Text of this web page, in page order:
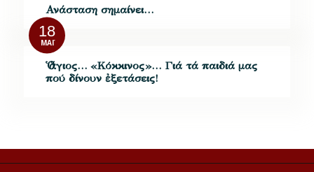
Ανάσταση σημαίνει…
18
ΜΆΙ
Ὁ ἅγιος… «Κόκκινος»… Γιά τά παιδιά μας
πού δίνουν ἐξετάσεις!